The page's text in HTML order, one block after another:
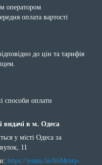
оператором
оплата вартості
до цін та тарифів
способи оплати
видачі в м. Одеса
у місті Одеса за
11
https://youtu.be/h6Mrnrp-